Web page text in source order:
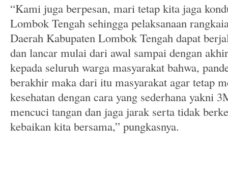
“Kami juga berpesan, mari tetap kita jaga
Lombok Tengah sehingga pelaksanaan
Daerah Kabupaten Lombok Tengah dapat
dan lancar mulai dari awal sampai dengan
kepada seluruh warga masyarakat bahwa,
berakhir maka dari itu masyarakat agar tetap
kesehatan dengan cara yang sederhana yakni
mencuci tangan dan jaga jarak serta tidak
kebaikan kita bersama,” pungkasnya.